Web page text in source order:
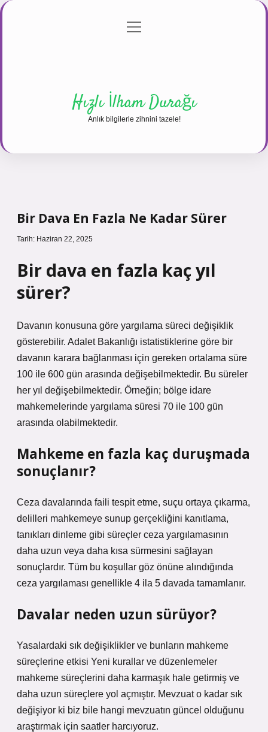
Gizlilik Politikası
menüyü
Hızlı İlham Durağı
Anlık bilgilerle zihnini tazele!
Bir Dava En Fazla Ne Kadar Sürer
Tarih: Haziran 22, 2025
Bir dava en fazla kaç yıl
sürer?
Davanın konusuna göre yargılama süreci değişiklik
gösterebilir. Adalet Bakanlığı istatistiklerine göre bir
davanın karara bağlanması için gereken ortalama süre
100 ile 600 gün arasında değişebilmektedir. Bu süreler
her yıl değişebilmektedir. Örneğin; bölge idare
mahkemelerinde yargılama süresi 70 ile 100 gün
arasında olabilmektedir.
Mahkeme en fazla kaç duruşmada
sonuçlanır?
Ceza davalarında faili tespit etme, suçu ortaya çıkarma,
delilleri mahkemeye sunup gerçekliğini kanıtlama,
tanıkları dinleme gibi süreçler ceza yargılamasının
daha uzun veya daha kısa sürmesini sağlayan
sonuçlardır. Tüm bu koşullar göz önüne alındığında
ceza yargılaması genellikle 4 ila 5 davada tamamlanır.
Davalar neden uzun sürüyor?
Yasalardaki sık değişiklikler ve bunların mahkeme
süreçlerine etkisi Yeni kurallar ve düzenlemeler
mahkeme süreçlerini daha karmaşık hale getirmiş ve
daha uzun süreçlere yol açmıştır. Mevzuat o kadar sık ​​
değişiyor ki biz bile hangi mevzuatın güncel olduğunu
araştırmak için saatler harcıyoruz.